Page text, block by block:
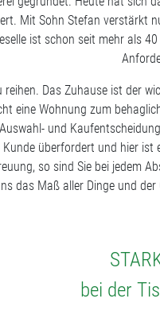
Mit Sohn Stefan verstärkt
ist schon seit mehr als
Das Zuhause ist der
eine Wohnung zum
und
überfordert und hier
so sind Sie bei jedem
das Maß aller Dinge und
bei der